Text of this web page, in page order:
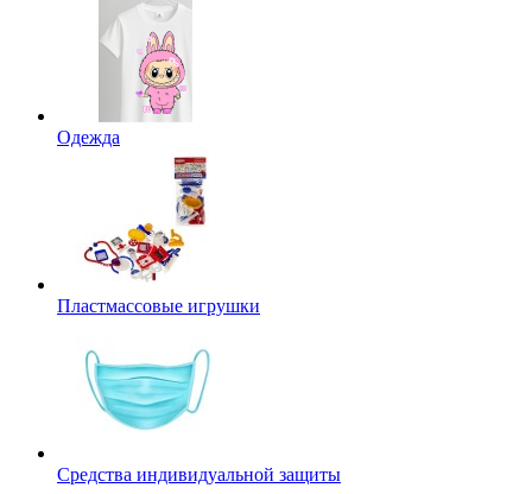
Одежда
Пластмассовые игрушки
Средства индивидуальной защиты